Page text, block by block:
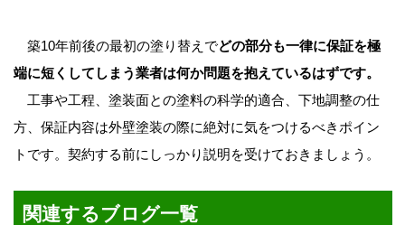
築10年前後の最初の塗り替えでどの部分も一律に保証を極
端に短くしてしまう業者は何か問題を抱えているはずです。
工事や工程、塗装面との塗料の科学的適合、下地調整の仕
方、保証内容は外壁塗装の際に絶対に気をつけるべきポイン
トです。契約する前にしっかり説明を受けておきましょう。
関連するブログ一覧